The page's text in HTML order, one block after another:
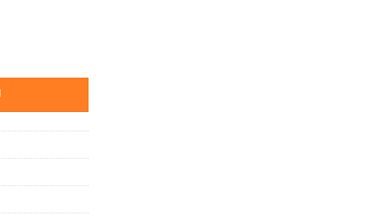
na plijesni 10 l količina